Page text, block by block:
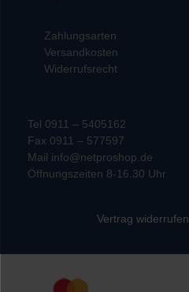
Zahlungsarten
Versandkosten
Widerrufsrecht
Tel 0911 – 5405162
Fax 0911 – 577597
Mail info@netproshop.de
Öffnungszeiten 8-16.30 Uhr
Vertrag widerrufen